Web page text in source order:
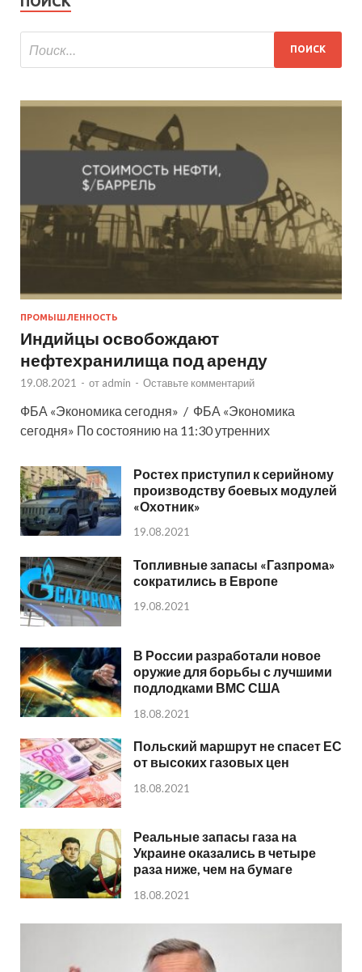
ПРОМЫШЛЕННОСТЬ
Индийцы освобождают
нефтехранилища под аренду
19.08.2021 - от admin - Оставьте комментарий
ФБА «Экономика сегодня» / ФБА «Экономика
сегодня» По состоянию на 11:30 утренних
Ростех приступил к серийному
производству боевых модулей
«Охотник»
19.08.2021
Топливные запасы «Газпрома»
сократились в Европе
19.08.2021
В России разработали новое
оружие для борьбы с лучшими
подлодками ВМС США
18.08.2021
Польский маршрут не спасет ЕС
от высоких газовых цен
18.08.2021
Реальные запасы газа на
Украине оказались в четыре
раза ниже, чем на бумаге
18.08.2021